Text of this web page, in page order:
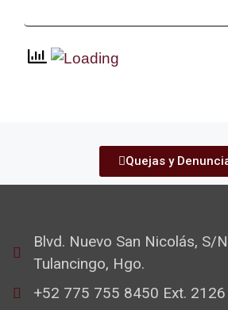
Quejas y
Blvd. Nuevo San Nicolás, S/
Tulancingo, Hgo.
+52 775 755 8450 Ext. 2126